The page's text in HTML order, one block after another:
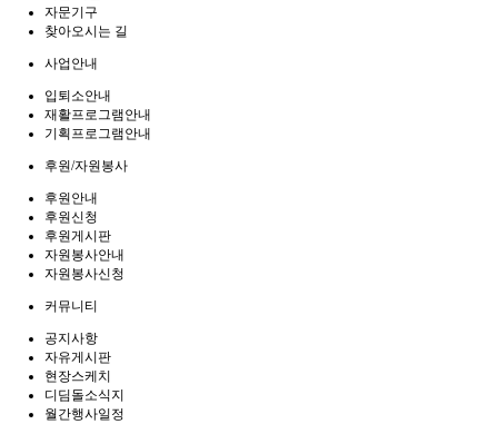
자문기구
찾아오시는 길
사업안내
입퇴소안내
재활프로그램안내
기획프로그램안내
후원/자원봉사
후원안내
후원신청
후원게시판
자원봉사안내
자원봉사신청
커뮤니티
공지사항
자유게시판
현장스케치
디딤돌소식지
월간행사일정